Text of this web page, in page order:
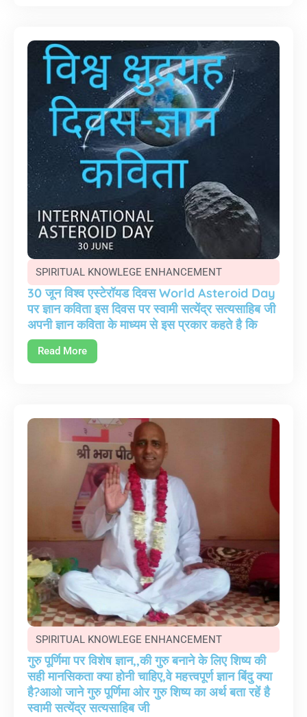
SPIRITUAL KNOWLEGE ENHANCEMENT
30 जून विश्व एस्टेरॉयड दिवस World Asteroid Day
पर ज्ञान कविता इस दिवस पर स्वामी सत्येंद्र सत्यसाहिब जी
अपनी ज्ञान कविता के माध्यम से इस प्रकार कहते है कि
Read More
SPIRITUAL KNOWLEGE ENHANCEMENT
गुरु पूर्णिमा पर विशेष ज्ञान,,की गुरु बनाने के लिए शिष्य की
सही मानसिकता क्या होनी चाहिए,वे महत्त्वपूर्ण ज्ञान बिंदु क्या
है?आओ जाने गुरु पूर्णिमा ओर गुरु शिष्य का अर्थ बता रहें है
स्वामी सत्येंद्र सत्यसाहिब जी